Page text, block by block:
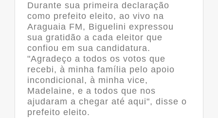
Durante sua primeira declaração
como prefeito eleito, ao vivo na
Araguaia FM, Biguelini expressou
sua gratidão a cada eleitor que
confiou em sua candidatura.
"Agradeço a todos os votos que
recebi, à minha família pelo apoio
incondicional, à minha vice,
Madelaine, e a todos que nos
ajudaram a chegar até aqui", disse o
prefeito eleito.